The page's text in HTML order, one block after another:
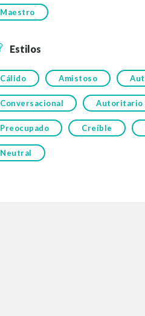
Maestro
Estilos
Cálido Amistoso
Conversacional Autoritario
Preocupado Creíble
Neutral